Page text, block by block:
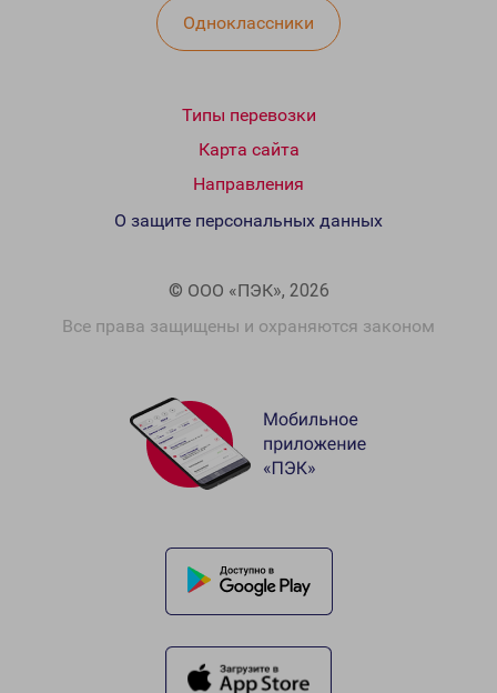
Одноклассники
Типы перевозки
Карта сайта
Направления
© ООО «ПЭК», 2026
Все права защищены и охраняются законом
О защите персональных данных